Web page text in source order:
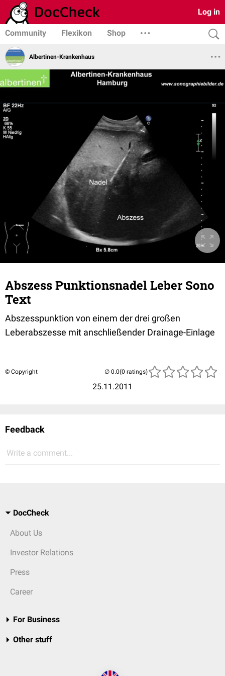
Log in
Community Flexikon Shop
Albertinen-Krankenhaus
Abszess Punktionsnadel Leber Sono
Text
Abszesspunktion von einem der drei großen
Leberabszesse mit anschließender Drainage-Einlage
© Copyright
25.11.2011
(0 ratings)
Feedback
Write a comment...
DocCheck
About Us
Investor Relations
Press
Career
For Business
Other stuff